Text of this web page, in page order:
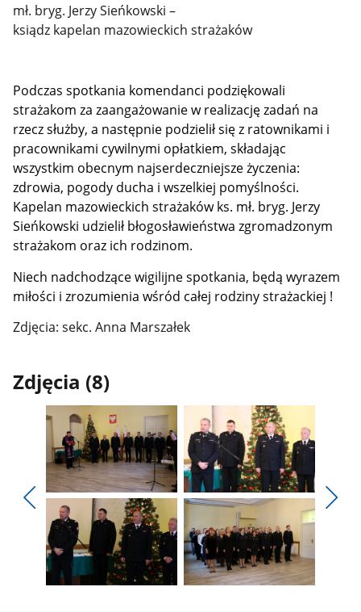
mł. bryg. Jerzy Sieńkowski –
ksiądz kapelan mazowieckich strażaków
Podczas spotkania komendanci podziękowali
strażakom za zaangażowanie w realizację zadań na
rzecz służby, a następnie podzielił się z ratownikami i
pracownikami cywilnymi opłatkiem, składając
wszystkim obecnym najserdeczniejsze życzenia:
zdrowia, pogody ducha i wszelkiej pomyślności.
Kapelan mazowieckich strażaków ks. mł. bryg. Jerzy
Sieńkowski udzielił błogosławieństwa zgromadzonym
strażakom oraz ich rodzinom.
Niech nadchodzące wigilijne spotkania, będą wyrazem
miłości i zrozumienia wśród całej rodziny strażackiej !
Zdjęcia: sekc. Anna Marszałek
Zdjęcia (8)
Pokaż
poprzednie
zdjęcia
Pokaż
zdjęcie
1
z
galerii.
Pokaż
zdjęcie
2
z
galerii.